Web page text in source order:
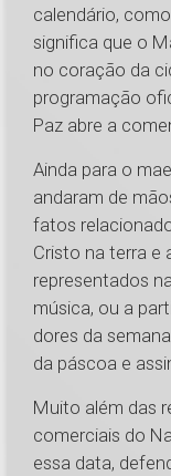
calendário,
significa que o
no coração da
programação
Paz abre a
Ainda para o
andaram de
fatos
Cristo na terra e
representados
música, ou a
dores da
da páscoa e
Muito além das
comerciais do
essa data,